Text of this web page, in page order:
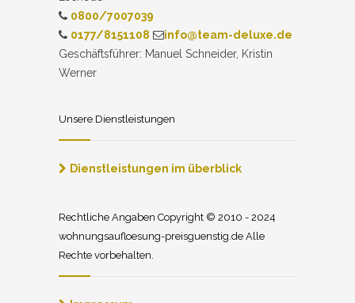
0800/7007039
0177/8151108
info@team-deluxe.de
Geschäftsführer: Manuel Schneider, Kristin
Werner
Unsere Dienstleistungen
Dienstleistungen im überblick
Rechtliche Angaben Copyright © 2010 - 2024
wohnungsaufloesung-preisguenstig.de Alle
Rechte vorbehalten.